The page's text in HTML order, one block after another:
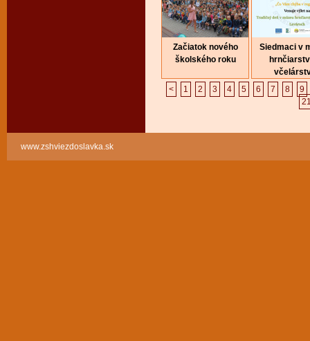
Začiatok nového
školského roku
Siedmaci v
<
1 2 3 4 5 6 7 8
9
www.zshviezdoslavka.sk